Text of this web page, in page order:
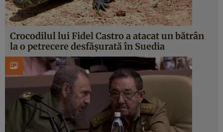
Crocodilul lui Fidel Castro a atacat un bătrân
la o petrecere desfăşurată în Suedia